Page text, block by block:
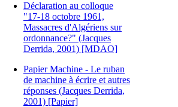
Déclaration au colloque
"17-18 octobre 1961,
Massacres d'Algériens sur
ordonnance?" (Jacques
Derrida, 2001) [MDAO]
Papier Machine - Le ruban
de machine à écrire et autres
réponses (Jacques Derrida,
2001) [Papier]